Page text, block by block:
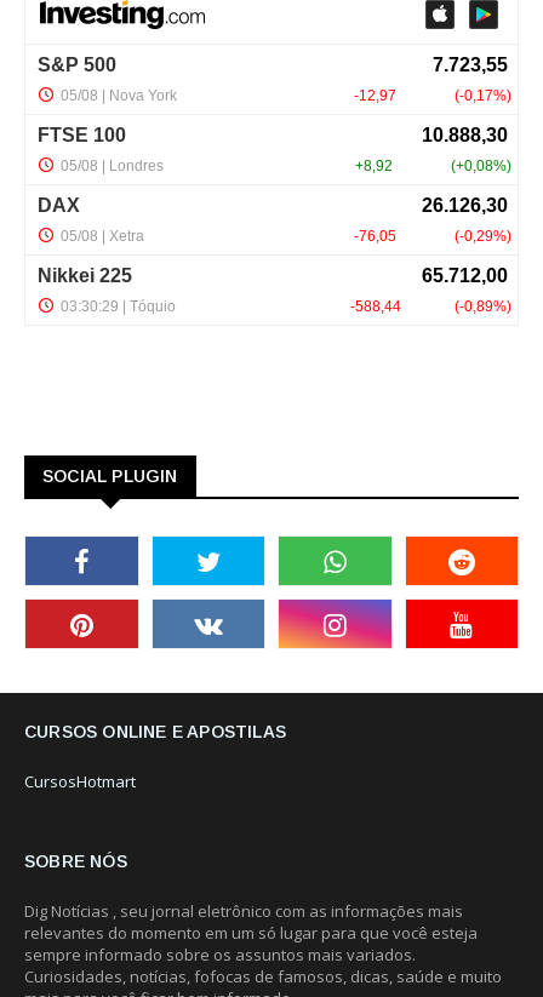
SOCIAL PLUGIN
CURSOS ONLINE E APOSTILAS
CursosHotmart
SOBRE NÓS
Dig Notícias , seu jornal eletrônico com as informações mais
relevantes do momento em um só lugar para que você esteja
sempre informado sobre os assuntos mais variados.
Curiosidades, notícias, fofocas de famosos, dicas, saúde e muito